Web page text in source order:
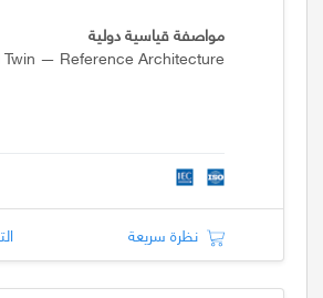
مواصفة قياسية دولية
Twin — Reference Architecture
نظرة سريعة